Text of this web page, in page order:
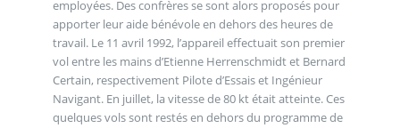
employées. Des confrères se sont alors proposés pour
apporter leur aide bénévole en dehors des heures de
travail. Le 11 avril 1992, l’appareil effectuait son premier
vol entre les mains d’Etienne Herrenschmidt et Bernard
Certain, respectivement Pilote d’Essais et Ingénieur
Navigant. En juillet, la vitesse de 80 kt était atteinte. Ces
quelques vols sont restés en dehors du programme de